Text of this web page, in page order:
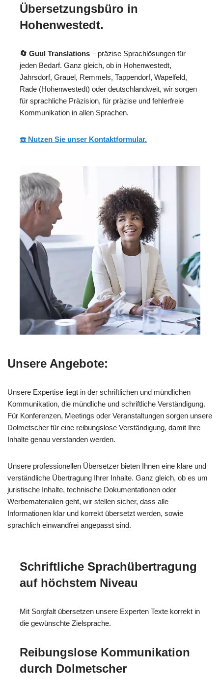
Übersetzungsbüro in
Hohenwestedt.
🔄 Guul Translations – präzise Sprachlösungen für
jeden Bedarf. Ganz gleich, ob in Hohenwestedt,
Jahrsdorf, Grauel, Remmels, Tappendorf, Wapelfeld,
Rade (Hohenwestedt) oder deutschlandweit, wir sorgen
für sprachliche Präzision, für präzise und fehlerfreie
Kommunikation in allen Sprachen.
☎️ Nutzen Sie unser Kontaktformular.
Unsere Angebote:
Unsere Expertise liegt in der schriftlichen und mündlichen
Kommunikation, die mündliche und schriftliche Verständigung.
Für Konferenzen, Meetings oder Veranstaltungen sorgen unsere
Dolmetscher für eine reibungslose Verständigung, damit Ihre
Inhalte genau verstanden werden.
Unsere professionellen Übersetzer bieten Ihnen eine klare und
verständliche Übertragung Ihrer Inhalte. Ganz gleich, ob es um
juristische Inhalte, technische Dokumentationen oder
Werbematerialien geht, wir stellen sicher, dass alle
Informationen klar und korrekt übersetzt werden, sowie
sprachlich einwandfrei angepasst sind.
Schriftliche Sprachübertragung
auf höchstem Niveau
Mit Sorgfalt übersetzen unsere Experten Texte korrekt in
die gewünschte Zielsprache.
Reibungslose Kommunikation
durch Dolmetscher